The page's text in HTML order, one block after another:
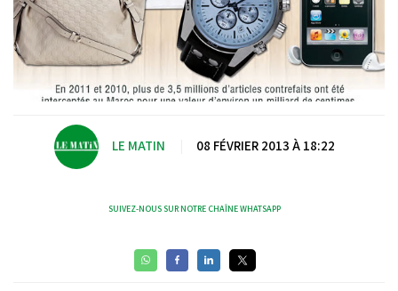
LE MATIN 08 FÉVRIER 2013 À 18:22
SUIVEZ-NOUS SUR NOTRE CHAÎNE WHATSAPP